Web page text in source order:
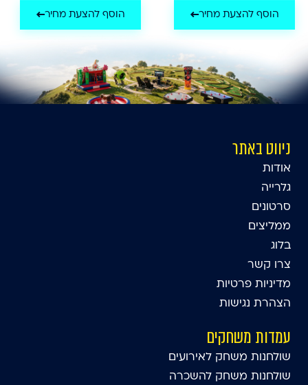
הוסף להצעת מחיר הוסף להצעת מחיר
ניווט באתר
אודות
גלרייה
סרטונים
ממליצים
בלוג
צרו קשר
מדיניות פרטיות
הצהרת נגישות
עמדות משחקים
שולחנות משחק לאירועים
שולחנות משחק להשכרה